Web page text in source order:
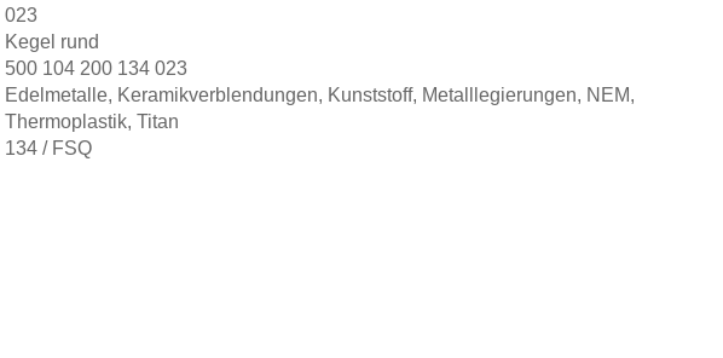
023
Kegel rund
500 104 200 134 023
Edelmetalle, Keramikverblendungen, Kunststoff, Metalllegierungen, NEM,
Thermoplastik, Titan
134 / FSQ